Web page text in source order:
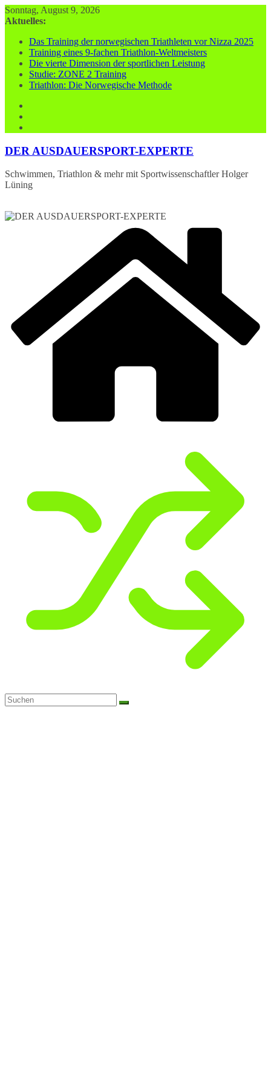
Zum
Inhalt
Sonntag, August 9, 2026
Aktuelles:
Das Training der norwegischen Triathleten vor Nizza 2025
Training eines 9-fachen Triathlon-Weltmeisters
Die vierte Dimension der sportlichen Leistung
Studie: ZONE 2 Training
Triathlon: Die Norwegische Methode
DER AUSDAUERSPORT-EXPERTE
Schwimmen, Triathlon & mehr mit Sportwissenschaftler Holger
Lüning